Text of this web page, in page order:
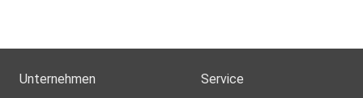
Unternehmen Service